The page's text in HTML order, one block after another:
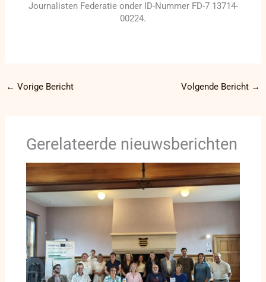
Journalisten Federatie onder ID-Nummer FD-7 13714-
00224.
← Vorige Bericht Volgende Bericht →
Gerelateerde nieuwsberichten